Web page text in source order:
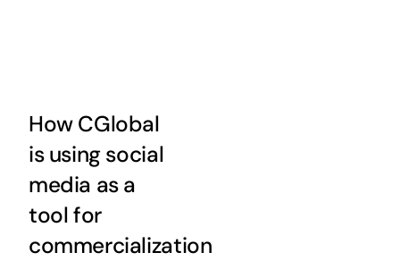
How CGlobal
is using social
media as a
tool for
commercialization